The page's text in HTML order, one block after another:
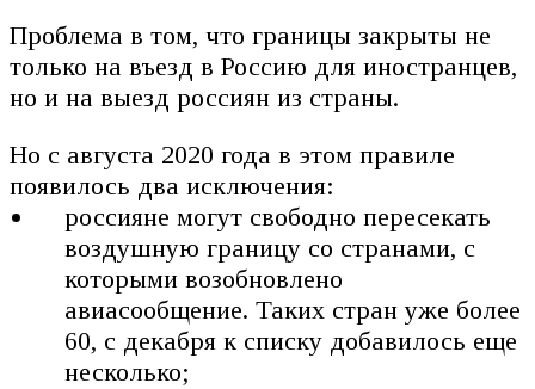
Проблема в том, что границы закрыты не
только на въезд в Россию для иностранцев,
но и на выезд россиян из страны.
Но с августа 2020 года в этом правиле
появилось два исключения:
россияне могут свободно пересекать
воздушную границу со странами, с
которыми возобновлено
авиасообщение. Таких стран уже более
60, с декабря к списку добавилось еще
несколько;